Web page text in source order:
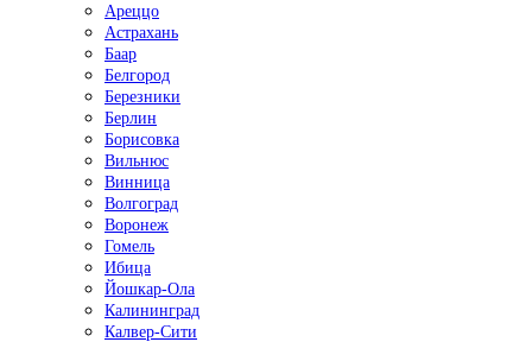
Ареццо
Астрахань
Баар
Белгород
Березники
Берлин
Борисовка
Вильнюс
Винница
Волгоград
Воронеж
Гомель
Ибица
Йошкар-Ола
Калининград
Калвер-Сити